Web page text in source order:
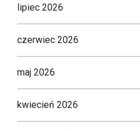
lipiec 2026
czerwiec 2026
maj 2026
kwiecień 2026